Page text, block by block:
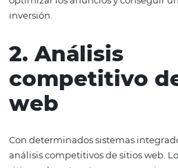
Un CRS permite monitorear
qué portales colocó publicidad
información sobre los
hotel, puede tener grandes
qué públicos han llegado e,
web, monitorear los diferentes
optimizar los anuncios y